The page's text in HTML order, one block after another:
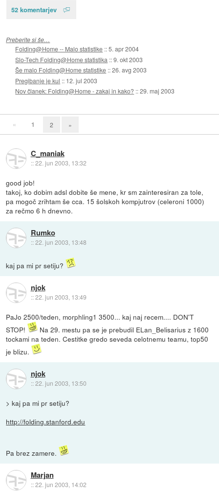
52 komentarjev
Preberite si še…
Folding@Home -- Malo statistike ::5. apr 2004
Slo-Tech Folding@Home statistika ::9. okt 2003
Še malo Folding@Home statistike ::26. avg 2003
Pregibanje je kul :: 12. jul 2003
Nov članek: Folding@Home - zakaj in kako? ::29. maj 2003
« 1 2 »
C_maniak
::22. jun 2003, 13:32
good job!
takoj, ko dobim adsl dobite še mene, kr sm zainteresiran za tole,
pa mogoč zrihtam še cca. 15 šolskoh kompjutrov (celeroni 1000)
za rečmo 6 h dnevno.
Rumko
::22. jun 2003, 13:48
kaj pa mi pr setiju?
njok
::22. jun 2003, 13:49
PaJo 2500/teden, morphling1 3500... kaj naj recem.... DON'T
STOP!
Na 29. mestu pa se je prebudil ELan_Belisarius z 1600
tockami na teden. Cestitke gredo seveda celotnemu teamu, top50
je blizu.
njok
::22. jun 2003, 13:50
> kaj pa mi pr setiju?
http://folding.stanford.edu
Pa brez zamere.
Marjan
::22. jun 2003, 14:02